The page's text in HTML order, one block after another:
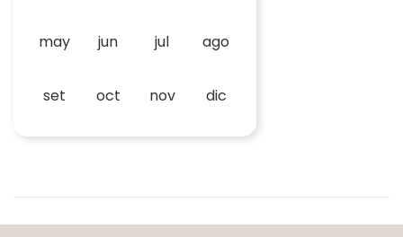
may jun jul ago
set oct nov dic